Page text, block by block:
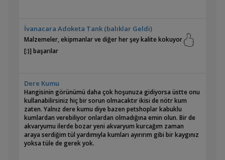
İvanacara Adoketa Tank (balıklar Geldi)
Malzemeler, ekipmanlar ve diğer her şey kalite kokuyor
[:)] başarılar
Dere Kumu
Hangisinin görünümü daha çok hoşunuza gidiyorsa üstte onu
kullanabilirsiniz hiç bir sorun olmacaktır ikisi de nötr kum
zaten. Yalnız dere kumu diye bazen petshoplar kabuklu
kumlardan verebiliyor onlardan olmadığına emin olun. Bir de
akvaryumu ilerde bozar yeni akvaryum kurcağım zaman
araya serdiğim tül yardımıyla kumları ayırırım gibi bir kaygınız
yoksa tüle de gerek yok.